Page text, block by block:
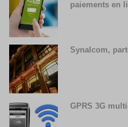
paiements en
Synalcom,
GPRS 3G